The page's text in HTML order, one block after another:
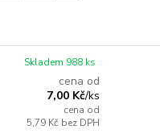
cena od
7,00 Kč/ks
cena od
5,79 Kč bez DPH
Skladem 988 ks